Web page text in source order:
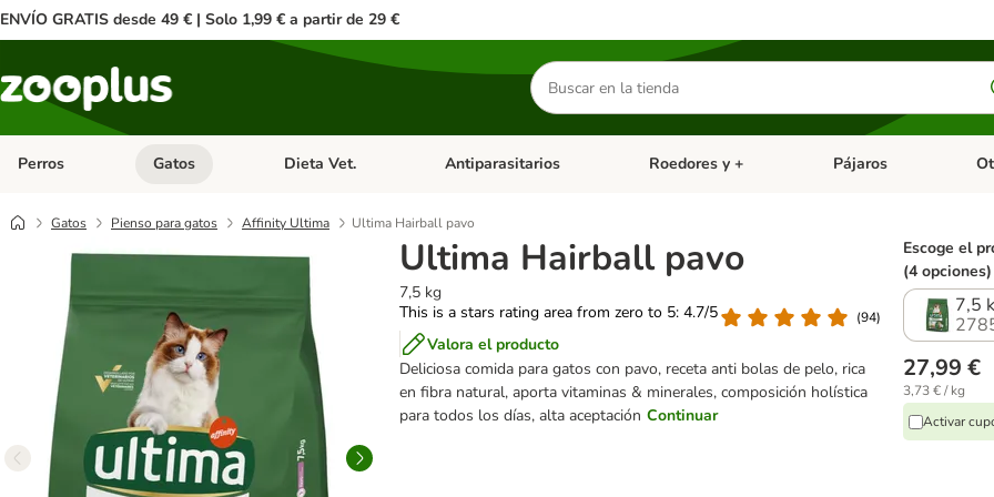
ENVÍO GRATIS desde 49 € | Solo 1,99 € a partir de 29 €
Buscar
productos
Perros Menú de categoria abierto: Perros
Gatos Menú de categoria abierto: Gatos
Dieta Vet. Menú de categoria abierto: Dieta Vet.
Antiparasitarios Menú de categoria abierto: Antiparasitarios
Roedores y + Menú de categoria
Pájaros
Gatos Pienso para gatos Affinity Ultima Ultima Hairball pavo
Ultima Hairball pavo
7,5 kg
This is a stars rating area from zero to 5: 4.7/5
(94)
Valora el producto
Deliciosa comida para gatos con pavo, receta anti bolas de pelo, rica
en fibra natural, aporta vitaminas & minerales, composición holística
para todos los días, alta aceptación Continuar
Escoge el
(4 opciones)
7,5
27,99 €
3,73 € / kg
Activar